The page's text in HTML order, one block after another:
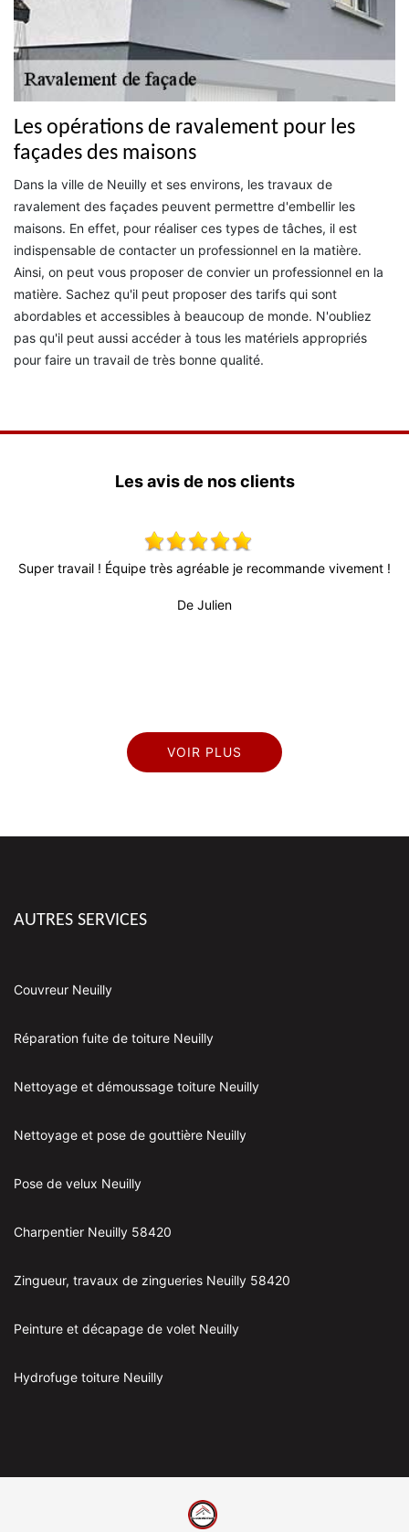
Les opérations de ravalement pour les
façades des maisons
Dans la ville de Neuilly et ses environs, les travaux de
ravalement des façades peuvent permettre d'embellir les
maisons. En effet, pour réaliser ces types de tâches, il est
indispensable de contacter un professionnel en la matière.
Ainsi, on peut vous proposer de convier un professionnel en la
matière. Sachez qu'il peut proposer des tarifs qui sont
abordables et accessibles à beaucoup de monde. N'oubliez
pas qu'il peut aussi accéder à tous les matériels appropriés
pour faire un travail de très bonne qualité.
Les avis de nos clients
Super travail ! Équipe très agréable je recommande vivement !
De Julien
VOIR PLUS
AUTRES SERVICES
Couvreur Neuilly
Réparation fuite de toiture Neuilly
Nettoyage et démoussage toiture Neuilly
Nettoyage et pose de gouttière Neuilly
Pose de velux Neuilly
Charpentier Neuilly 58420
Zingueur, travaux de zingueries Neuilly 58420
Peinture et décapage de volet Neuilly
Hydrofuge toiture Neuilly